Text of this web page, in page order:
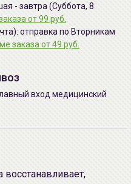
- завтра (Суббота, 8
от 99 руб.
отправка по Вторникам
заказа от 49 руб.
вход медицинский
восстанавливает,